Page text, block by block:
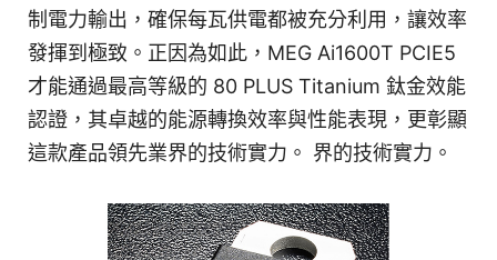
制電力輸出，確保每瓦供電都被充分利用，讓效率
發揮到極致。正因為如此，MEG Ai1600T PCIE5
才能通過最高等級的 80 PLUS Titanium 鈦金效能
認證，其卓越的能源轉換效率與性能表現，更彰顯
這款產品領先業界的技術實力。 界的技術實力。